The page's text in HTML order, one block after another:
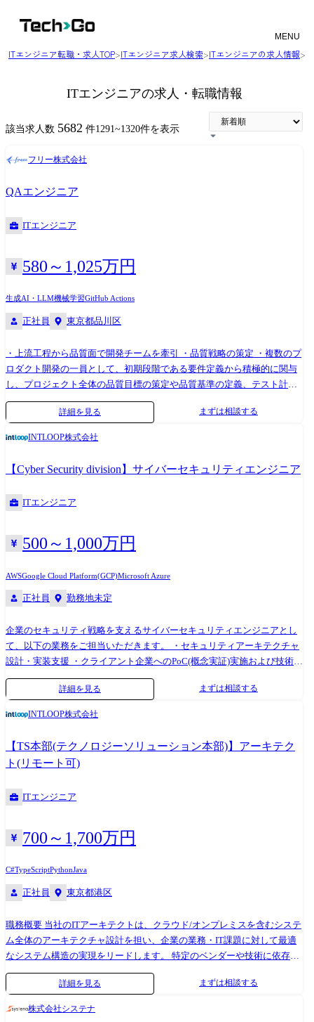
MENU
ITエンジニア転職・求人TOP>ITエンジニア求人検索>ITエンジニアの求人情報>
ITエンジニアの求人・転職情報
該当求人数 5682 件1291~1320件を表示
フリー株式会社
QAエンジニア
ITエンジニア
580～1,025万円
生成AI・LLM機械学習GitHub Actions
正社員 東京都品川区
・上流工程から品質面で開発チームを牽引 ・品質戦略の策定 ・複数のプ
ロダクト開発の一員として、初期段階である要件定義から積極的に関与
し、プロジェクト全体の品質目標の策定や品質基準の定義、テスト計
画・設計から実行までを担当 ・リスクベースドテスト、アジャイルテス
トといった効率的・効果的なテスト技術の導入・推進をリード ・継続的
特定・解決 ・自身の知見を積極的にチームに還元し、QA組織全体の底上
げに貢献 ・AIによる開発加速に伴う品質のボトルネックの解消と、再現
性の高い「品質基盤」の構築・推進 ●主な担当プロダクト freee会計 freee
申告 freee販売 他 ●開発環境 テスト管理:Zephyr Scale 自動テスト:Postman
NotebookLM その他:JIRA / GitHub / Slack 業務内容の変更範囲:会社の事
業状況やご本人の適性に応じて担当する業務内容が変更となる場合があ
詳細を見る まずは相談する
INTLOOP株式会社
【Cyber Security division】サイバーセキュリティエンジニア
ITエンジニア
500～1,000万円
AWSGoogle Cloud Platform(GCP)Microsoft Azure
正社員 勤務地未定
企業のセキュリティ戦略を支えるサイバーセキュリティエンジニアとし
て、以下の業務をご担当いただきます。 ・セキュリティアーキテクチャ
設計・実装支援 ・クライアント企業へのPoC(概念実証)実施および技術評
価 ・最新のセキュリティ製品やクラウドサービスの導入・展開支援
(例:Zscaler,Paloaltonetworks, CloudFlare,Wiz,CrowdStrike,Splunk,等) ・顧客
への技術トレーニング・ナレッジトランスファーの提供 ・最新脅威動
グローバル企業が中心で、戦略的な視点と技術的な深さの両方が求めら
れます。
詳細を見る まずは相談する
INTLOOP株式会社
【TS本部(テクノロジーソリューション本部)】アーキテク
ト(リモート可)
ITエンジニア
700～1,700万円
C#TypeScriptPythonJava
正社員 東京都港区
職務概要 当社のITアーキテクトは、クラウド/オンプレミスを含むシステ
ム全体のアーキテクチャ設計を担い、企業の業務・IT課題に対して最適
なシステム構造の実現をリードします。 特定のベンダーや技術に依存せ
ず、約5万名のプロフェッショナルネットワークを活用しながら、ゼロベ
ースで技術選定・アーキテクチャ設計を行い、ビジネスと技術の両面か
詳細を見る まずは相談する
株式会社システナ